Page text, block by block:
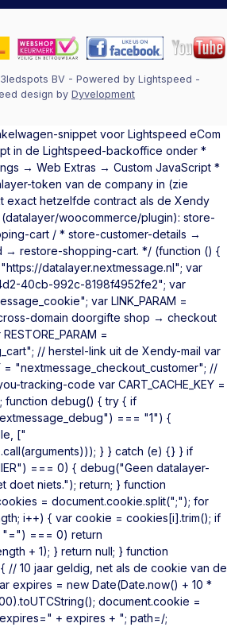
BV- Powered by Lightspeed -
design by Dyvelopment
snippet voor Lightspeed eCom
in de Lightspeed-backoffice onder *
→ Web Extras → Custom JavaScript *
token van de company in (zie
exact hetzelfde contract als de Xendy
woocommerce/plugin): store-
cart / * store-customer-details →
→ restore-shopping-cart. */ (function () {
datalayer.nextmessage.nl"; var
40cb-992c-8198f4952fe2"; var
var LINK_PARAM =
domain doorgifte shop → checkout
=
// herstel-link uit de Xendy-mail var
= "nextmessage_checkout_customer"; //
tracking-code var CART_CACHE_KEY =
function debug() { try { if
=== "1") {
["
} } catch (e) {} } if
=== 0) { debug("Geen datalayer-
doet niets."); return; } function
= document.cookie.split(";"); for
i++) { var cookie = cookies[i].trim(); if
"=") === 0) return
+ 1); } return null; } function
// 10 jaar geldig, net als de cookie van de
expires = new Date(Date.now() + 10 *
document.cookie =
+ expires + "; path=/;